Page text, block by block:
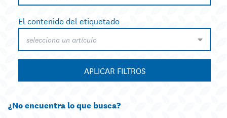
El contenido del etiquetado
selecciona un artículo
APLICAR FILTROS
¿No encuentra lo que busca?